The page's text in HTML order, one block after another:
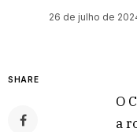
26 de julho de
SHARE
O
a